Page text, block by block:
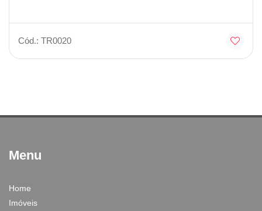
Cód.: TR0020
Menu
Home
Imóveis